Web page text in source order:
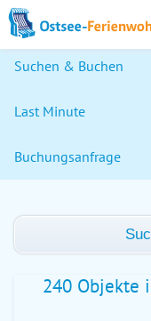
Suchen & Buchen
Last Minute
Buchungsanfrage
240 Objekte